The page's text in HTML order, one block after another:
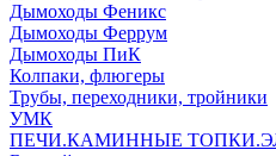
Дымоходы Феникс
Дымоходы Феррум
Дымоходы ПиК
Колпаки, флюгеры
Трубы, переходники, тройники
УМК
ПЕЧИ.КАМИННЫЕ